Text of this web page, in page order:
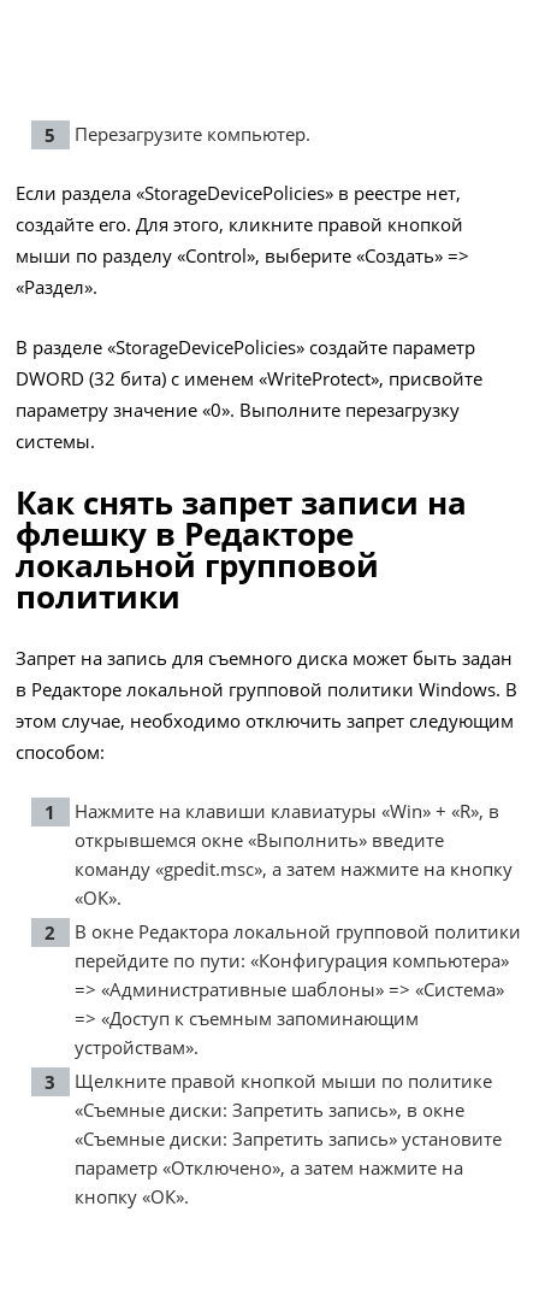
Перезагрузите компьютер.
Если раздела «StorageDevicePolicies» в реестре нет,
создайте его. Для этого, кликните правой кнопкой
мыши по разделу «Control», выберите «Создать» =>
«Раздел».
В разделе «StorageDevicePolicies» создайте параметр
DWORD (32 бита) с именем «WriteProtect», присвойте
параметру значение «0». Выполните перезагрузку
системы.
Как снять запрет записи на
флешку в Редакторе
локальной групповой
политики
Запрет на запись для съемного диска может быть задан
в Редакторе локальной групповой политики Windows. В
этом случае, необходимо отключить запрет следующим
способом:
Нажмите на клавиши клавиатуры «Win» + «R», в
открывшемся окне «Выполнить» введите
команду «gpedit.msc», а затем нажмите на кнопку
«ОК».
В окне Редактора локальной групповой политики
перейдите по пути: «Конфигурация компьютера»
=> «Административные шаблоны» => «Система»
=> «Доступ к съемным запоминающим
устройствам».
Щелкните правой кнопкой мыши по политике
«Съемные диски: Запретить запись», в окне
«Съемные диски: Запретить запись» установите
параметр «Отключено», а затем нажмите на
кнопку «ОК».